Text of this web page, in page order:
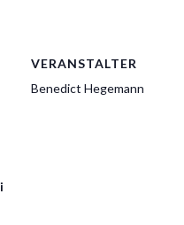
VERANSTALTER
Benedict Hegemann